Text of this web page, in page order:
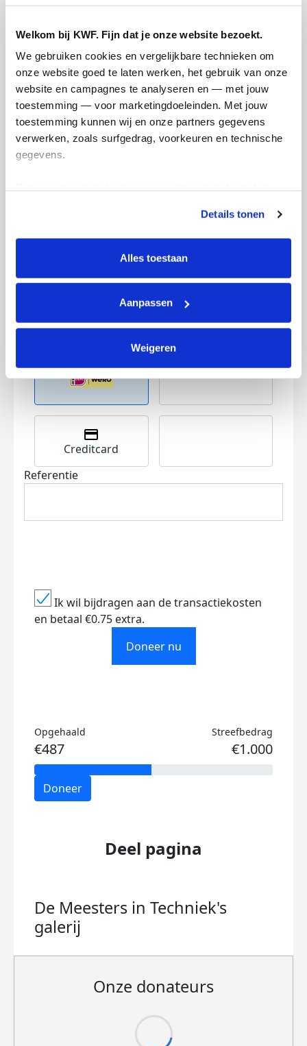
Welkom bij KWF. Fijn dat je onze website bezoekt.
We gebruiken cookies en vergelijkbare technieken om
onze website goed te laten werken, het gebruik van onze
website en campagnes te analyseren en — met jouw
toestemming — voor marketingdoeleinden. Met jouw
toestemming kunnen wij en onze partners gegevens
verwerken, zoals surfgedrag, voorkeuren en technische
gegevens.
tonen. Je kunt je toestemming op elk moment wijzigen of
intrekken via Cookie instellingen onderaan de pagina. De
lijst met cookies is te vinden in het tabblad “details”.
Details tonen
Alles toestaan
Aanpassen
Weigeren
acties en manieren waarop ik kan
bijdragen aan KWF via:
E-mail
Lees
hoe KWF omgaat met je
persoonsgegevens.
Jouw bericht op de actiepagina van Team
(optioneel)
Volgende
Volgende
Creditcard
Referentie
Ik wil bijdragen aan de transactiekosten
en betaal €0.75 extra.
Doneer nu
Opgehaald
€487
Streefbedrag
€1.000
Doneer
Deel pagina
De Meesters in Techniek's
galerij
Onze donateurs